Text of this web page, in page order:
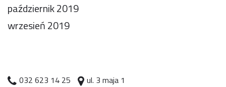
październik 2019
wrzesień 2019
032 623 14 25
ul. 3 maja 1